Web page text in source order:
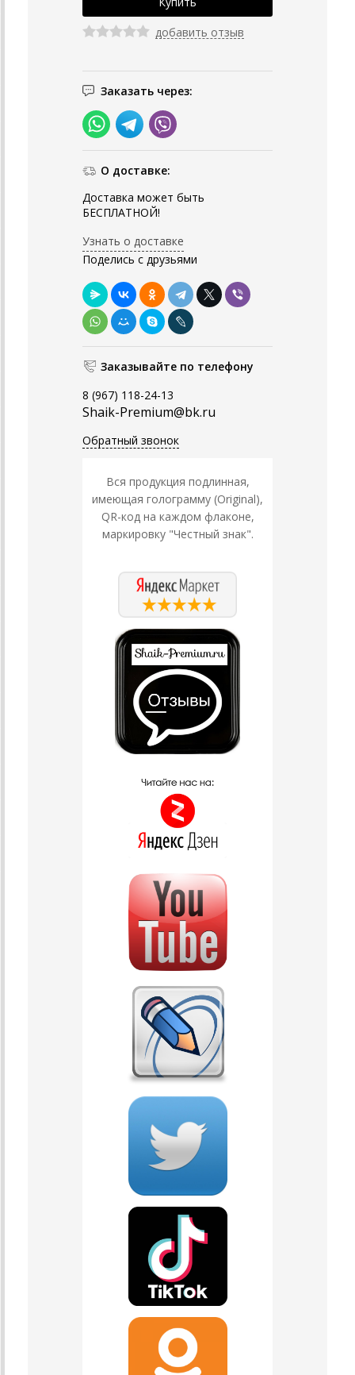
добавить отзыв
Заказать через:
О доставке:
Доставка может быть
БЕСПЛАТНОЙ!
Узнать о доставке
Поделись с друзьями
Заказывайте по телефону
8 (967) 118-24-13
Shaik-Premium@bk.ru
Обратный звонок
Вся продукция подлинная,
имеющая голограмму (Original),
QR-код на каждом флаконе,
маркировку "Честный знак".